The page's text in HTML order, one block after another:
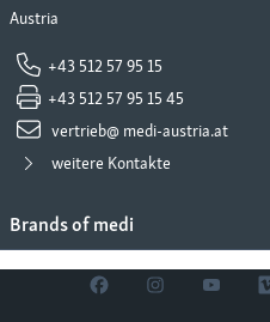
Austria
+43 512 57 95 15
+43 512 57 95 15 45
vertrieb@ medi-austria.at
weitere Kontakte
Brands of medi